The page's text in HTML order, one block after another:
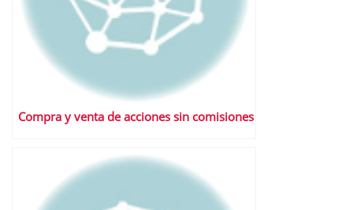
Compra y venta de acciones sin comisiones